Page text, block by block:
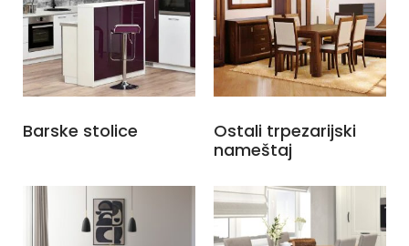
Barske stolice
Ostali trpezarijski
nameštaj